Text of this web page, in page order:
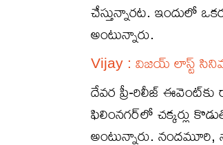
చేస్తున్నారట. ఇందులో
అంటున్నారు.
Vijay : విజయ్ లాస్ట్
దేవర ప్రీ-రిలీజ్
ఫిలింనగర్‌లో చక్కర్లు
అంటున్నారు.